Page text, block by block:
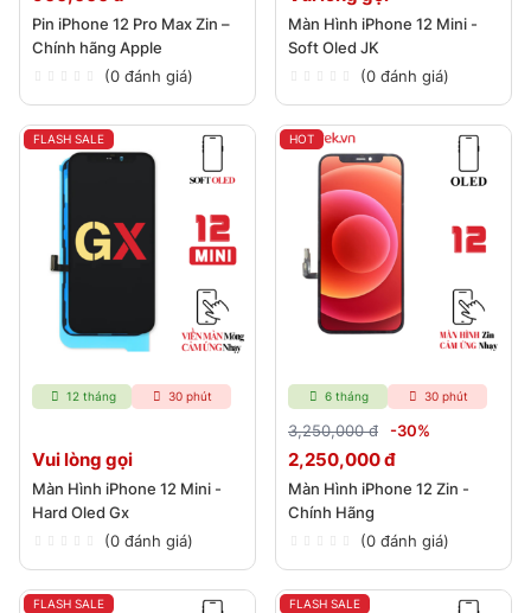
Pin iPhone 12 Pro Max Zin –
Chính hãng Apple
(0 đánh giá)
Màn Hình iPhone 12 Mini -
Soft Oled JK
(0 đánh giá)
FLASH SALE
12 tháng 30 phút
Vui lòng gọi
Màn Hình iPhone 12 Mini -
Hard Oled Gx
(0 đánh giá)
HOT
6 tháng 30 phút
3,250,000 đ -30%
2,250,000 đ
Màn Hình iPhone 12 Zin -
Chính Hãng
(0 đánh giá)
FLASH SALE FLASH SALE